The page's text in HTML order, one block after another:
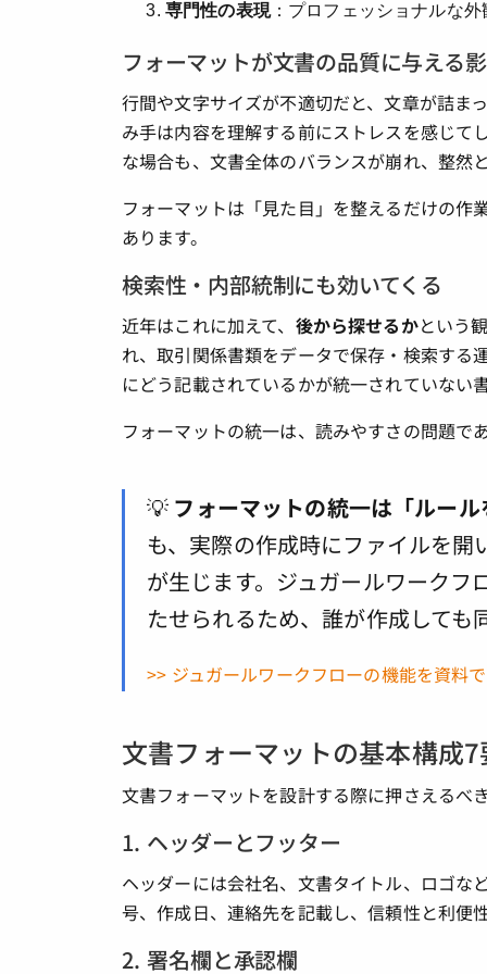
専門性の表現：プロフェッショナルな
フォーマットが文書の品質に与える
行間や文字サイズが不適切だと、文章が詰ま
み手は内容を理解する前にストレスを感じて
な場合も、文書全体のバランスが崩れ、整然
フォーマットは「見た目」を整えるだけの作
あります。
検索性・内部統制にも効いてくる
近年はこれに加えて、 後から探せるかという
れ、取引関係書類をデータで保存・検索する
にどう記載されているかが統一されていない
フォーマットの統一は、読みやすさの問題で
💡 フォーマットの統一は「ルー
も、実際の作成時にファイルを
が生じます。ジュガールワーク
たせられるため、誰が作成して
>> ジュガールワークフローの機能を資料
文書フォーマットの基本構成
文書フォーマットを設計する際に押さえるべ
1. ヘッダーとフッター
ヘッダーには会社名、文書タイトル、ロゴな
号、作成日、連絡先を記載し、信頼性と利便
2. 署名欄と承認欄